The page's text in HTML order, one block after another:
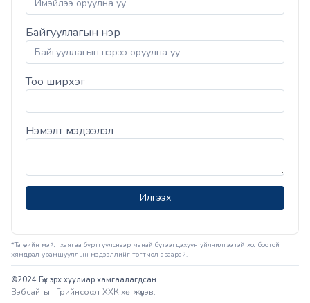
Байгууллагын нэр
Тоо ширхэг
Нэмэлт мэдээлэл
Илгээх
*Та өөрийн мэйл хаягаа бүртгүүлснээр манай бүтээгдэхүүн үйлчилгээтэй холбоотой
хямдрал урамшууллын мэдээллийг тогтмол аваарай.
©2024 Бүх эрх хуулиар хамгаалагдсан.
Вэбсайтыг Грийнсофт ХХКхөгжүүлэв.